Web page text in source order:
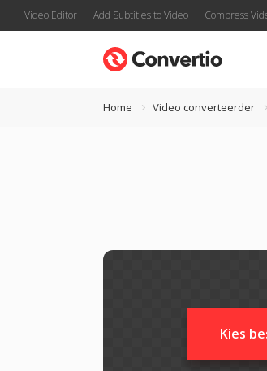
Video Editor Add Subtitles to Video Compress
Home Video converteerder
Kies